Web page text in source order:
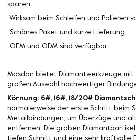
sparen.
-Wirksam beim Schleifen und Polieren
-Schönes Paket und kurze Lieferung.
-OEM und ODM sind verfügbar.
Mosdan bietet Diamantwerkzeuge
großen Auswahl hochwertiger
Körnung: 6#, 16#, 18/20#
normalerweise der erste Schritt beim
Metallbindungen, um Überzüge und
entfernen. Die groben
tiefen Schnitt und eine sehr kraftvolle